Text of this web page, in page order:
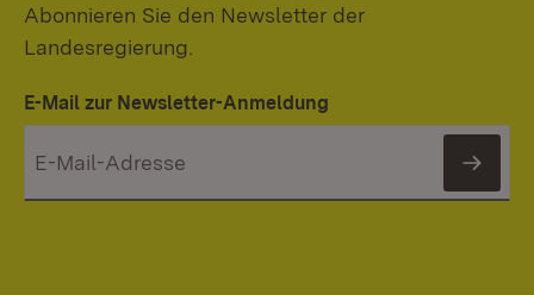
Abonnieren Sie den Newsletter der
Landesregierung.
E-Mail zur Newsletter-Anmeldung